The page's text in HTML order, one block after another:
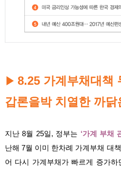
▶ 8.25 가계부채대책
갑론을박 치열한 까닭
지난 8월 25일, 정부는 ‘가계 부채
난해 7월 이미 한차례 가계부채 대
어 다시 가계부채가 빠르게 증가